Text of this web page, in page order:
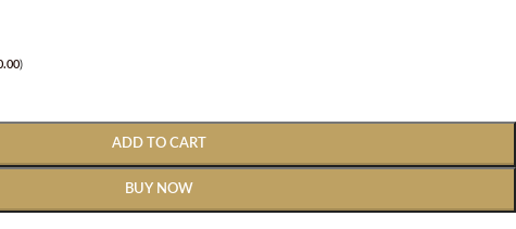
)
ADD TO CART
BUY NOW